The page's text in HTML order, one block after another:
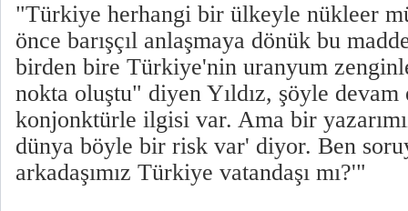
"Türkiye herhangi bir ülkeyle nükleer
önce barışçıl anlaşmaya dönük bu
birden bire Türkiye'nin uranyum
nokta oluştu" diyen Yıldız, şöyle
konjonktürle ilgisi var. Ama bir
dünya böyle bir risk var' diyor. Ben
arkadaşımız Türkiye vatandaşı mı?'"